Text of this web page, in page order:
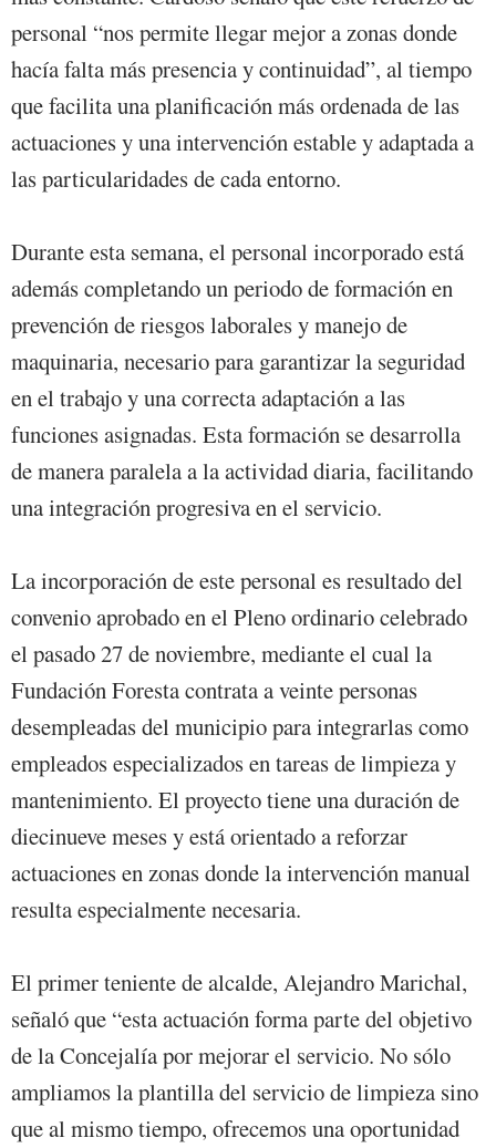
personal “nos permite llegar mejor a zonas donde
hacía falta más presencia y continuidad”, al tiempo
que facilita una planificación más ordenada de las
actuaciones y una intervención estable y adaptada a
las particularidades de cada entorno.
Durante esta semana, el personal incorporado está
además completando un periodo de formación en
prevención de riesgos laborales y manejo de
maquinaria, necesario para garantizar la seguridad
en el trabajo y una correcta adaptación a las
funciones asignadas. Esta formación se desarrolla
de manera paralela a la actividad diaria, facilitando
una integración progresiva en el servicio.
La incorporación de este personal es resultado del
convenio aprobado en el Pleno ordinario celebrado
el pasado 27 de noviembre, mediante el cual la
Fundación Foresta contrata a veinte personas
desempleadas del municipio para integrarlas como
empleados especializados en tareas de limpieza y
mantenimiento. El proyecto tiene una duración de
diecinueve meses y está orientado a reforzar
actuaciones en zonas donde la intervención manual
resulta especialmente necesaria.
El primer teniente de alcalde, Alejandro Marichal,
señaló que “esta actuación forma parte del objetivo
de la Concejalía por mejorar el servicio. No sólo
ampliamos la plantilla del servicio de limpieza sino
que al mismo tiempo, ofrecemos una oportunidad